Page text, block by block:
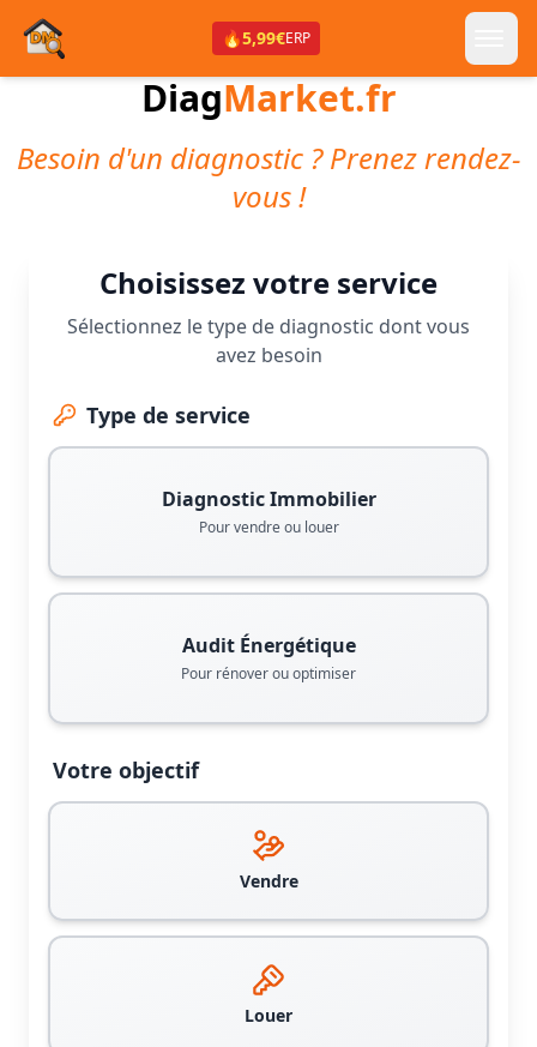
🔥5,99€ERP
DiagMarket.fr
Besoin d'un diagnostic ? Prenez rendez-
vous !
Choisissez votre service
Sélectionnez le type de diagnostic dont vous
avez besoin
Type de service
Diagnostic Immobilier
Pour vendre ou louer
Audit Énergétique
Pour rénover ou optimiser
Votre objectif
Vendre
Louer